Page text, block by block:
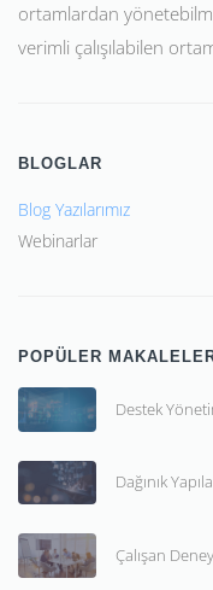
ortamlardan
verimli çalışılabilen
BLOGLAR
Blog Yazılarımız
Webinarlar
POPÜLER
Destek
Dağınık
Çalışan